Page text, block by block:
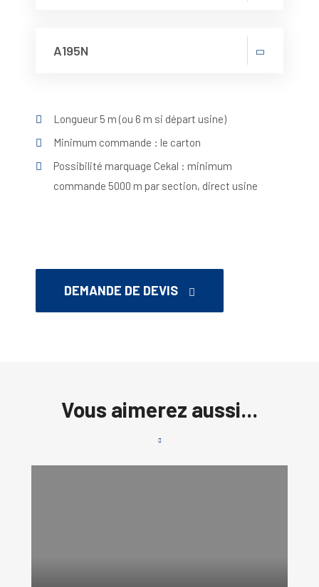
A195N
Longueur 5 m (ou 6 m si départ usine)
Minimum commande : le carton
Possibilité marquage Cekal : minimum
commande 5000 m par section, direct usine
DEMANDE DE DEVIS
Vous aimerez aussi...